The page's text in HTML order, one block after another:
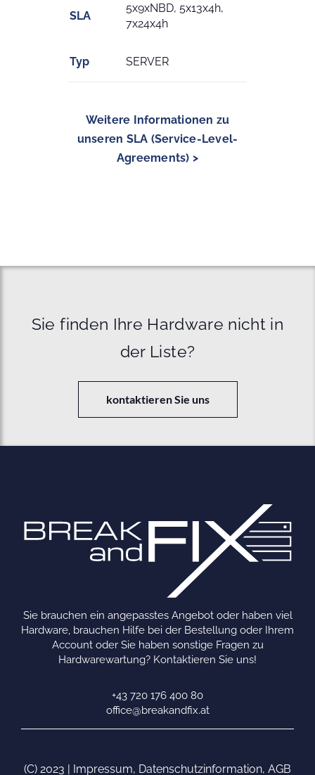
SLA
5x9xNBD, 5x13x4h,
7x24x4h
Typ SERVER
Weitere Informationen zu
unseren SLA (Service-Level-
Agreements) >
Sie finden Ihre Hardware nicht in
der Liste?
kontaktieren Sie uns
Sie brauchen ein angepasstes Angebot oder haben viel
Hardware, brauchen Hilfe bei der Bestellung oder Ihrem
Account oder Sie haben sonstige Fragen zu
Hardwarewartung? Kontaktieren Sie uns!
+43 720 176 400 80
office@breakandfix.at
(C) 2023 | Impressum, Datenschutzinformation, AGB